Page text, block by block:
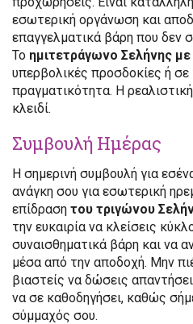
εσωτερική οργάνωση και
επαγγελματικά βάρη που δεν
Το ημιτετράγωνο Σελήνης με
υπερβολικές προσδοκίες ή
πραγματικότητα. Η
κλειδί.
Συμβουλή Ημέρας
Η σημερινή συμβουλή για
ανάγκη σου για εσωτερική
επίδραση του τριγώνου
την ευκαιρία να κλείσεις
συναισθηματικά βάρη και να
μέσα από την αποδοχή. Μην
βιαστείς να δώσεις
να σε καθοδηγήσει, καθώς
σύμμαχός σου.